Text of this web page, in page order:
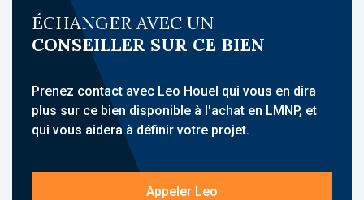
une résidence de tourisme, idéalement située
à Seignosse, à proximité immédiate de
l’océan, dans un parc naturel entre dunes et
pinède. Elle accueille une clientèle de
tourisme familial et propose des
hébergements meublés avec services para-
hôteliers. Son emplacement piétonnier, sur
environ 4 hectares, à deux pas de la plage,
renforce son attractivité.
ÉCHANGER AVEC UN
CONSEILLER SUR CE BIEN
Prenez contact avec Leo Houel qui vous en dira
plus sur ce bien disponible à l'achat en LMNP, et
qui vous aidera à définir votre projet.
Appeler Leo